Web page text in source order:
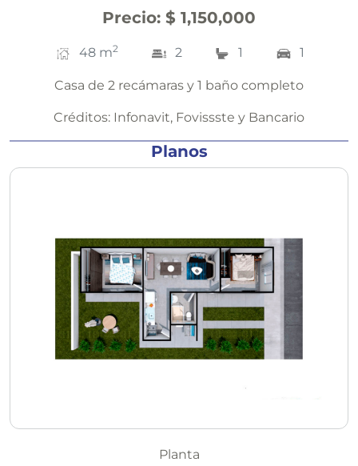
Precio: $ 1,150,000
48 m2 2 1 1
Casa de 2 recámaras y 1 baño completo
Créditos: Infonavit, Fovissste y Bancario
Planos
Planta